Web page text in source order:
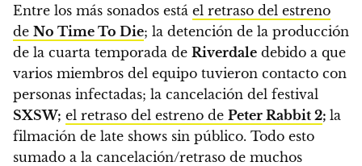
Entre los más sonados está el retraso del estreno
de No Time To Die; la detención de la producción
de la cuarta temporada de Riverdale debido a que
varios miembros del equipo tuvieron contacto con
personas infectadas; la cancelación del festival
SXSW; el retraso del estreno de Peter Rabbit 2; la
filmación de late shows sin público. Todo esto
sumado a la cancelación/retraso de muchos